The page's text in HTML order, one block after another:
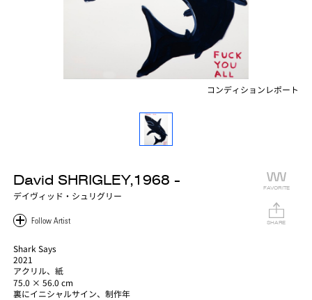
コンディションレポート
David SHRIGLEY,1968 -
デイヴィッド・シュリグリー
Shark Says
2021
アクリル、紙
75.0 × 56.0 cm
裏にイニシャルサイン、制作年
FAVORITE
SHARE